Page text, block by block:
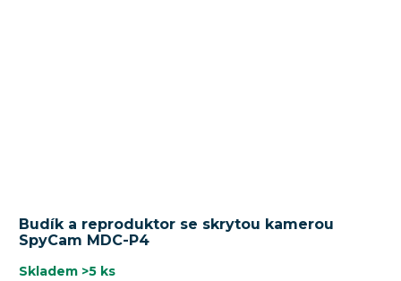
Budík a reproduktor se skrytou kamerou
SpyCam MDC-P4
Skladem >5 ks